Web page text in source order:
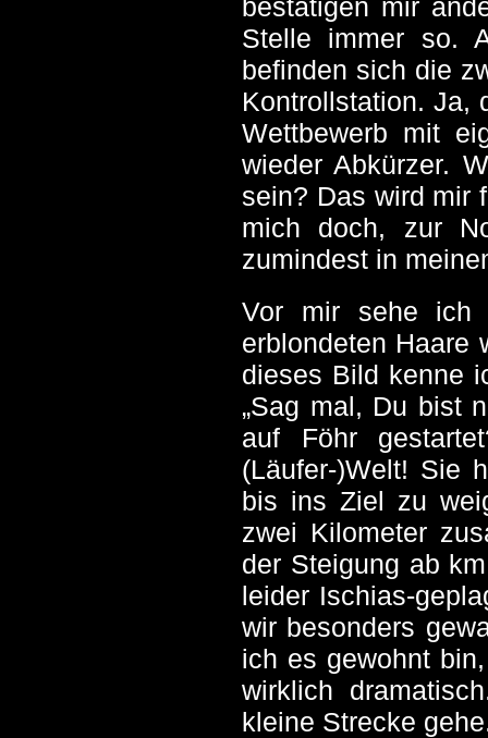
bestätigen mir
Stelle immer so.
befinden sich die
Kontrollstation. Ja,
Wettbewerb mit
wieder Abkürzer.
sein? Das wird mir
mich doch, zur
zumindest in
Vor mir sehe ich
erblondeten Haare
dieses Bild kenne
„Sag mal, Du bist
auf Föhr
(Läufer-)Welt! Sie
bis ins Ziel zu
zwei Kilometer
der Steigung ab
leider Ischias-
wir besonders
ich es gewohnt
wirklich
kleine Strecke